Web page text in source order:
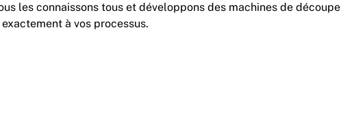
les connaissons tous et développons des machines de découpe
à vos processus.